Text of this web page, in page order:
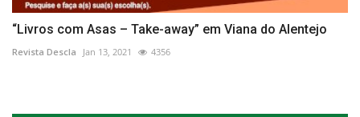
“Livros com Asas – Take-away” em Viana do Alentejo
Revista Descla Jan 13, 2021 4356